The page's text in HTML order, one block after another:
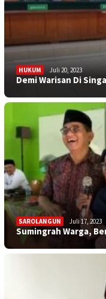
HUKUM Juli 20, 2023
Demi Warisan Di
SAROLANGUN Juli 17, 2023
Sumingrah Warga,